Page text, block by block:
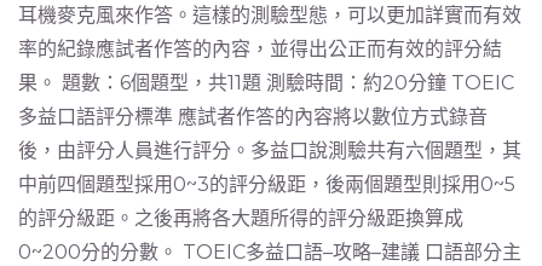
耳機麥克風來作答。這樣的測驗型態，可以更加詳實而有效
率的紀錄應試者作答的內容，並得出公正而有效的評分結
果。 題數：6個題型，共11題 測驗時間：約20分鐘 TOEIC
多益口語評分標準 應試者作答的內容將以數位方式錄音
後，由評分人員進行評分。多益口說測驗共有六個題型，其
中前四個題型採用0~3的評分級距，後兩個題型則採用0~5
的評分級距。之後再將各大題所得的評分級距換算成
0~200分的分數。 TOEIC多益口語–攻略–建議 口語部分主